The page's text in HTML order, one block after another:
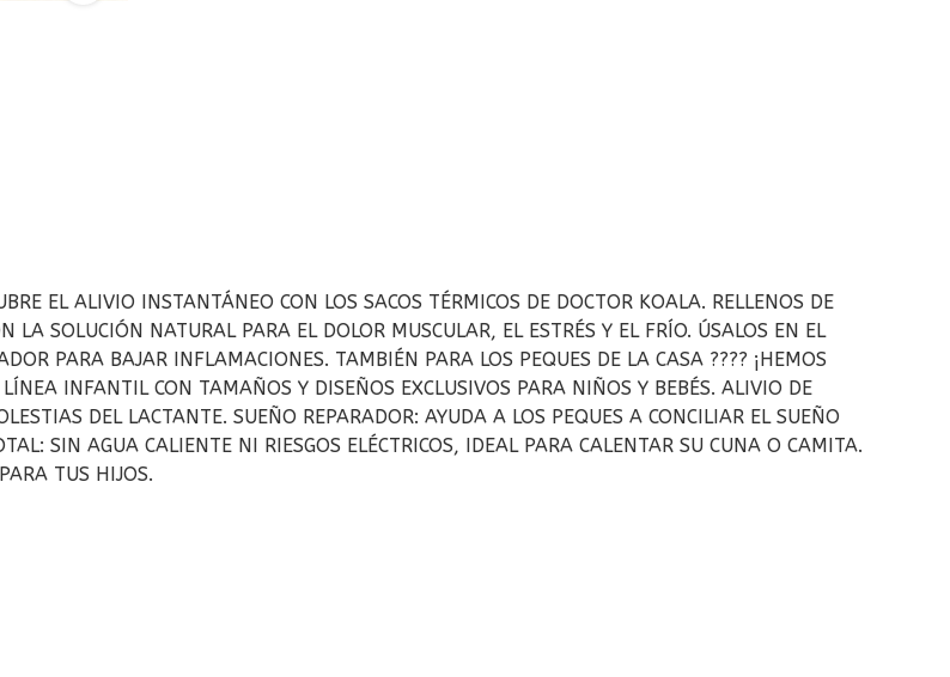
EL ALIVIO INSTANTÁNEO CON LOS SACOS TÉRMICOS DE DOCTOR KOALA. RELLENOS DE
LA SOLUCIÓN NATURAL PARA EL DOLOR MUSCULAR, EL ESTRÉS Y EL FRÍO. ÚSALOS EN EL
PARA BAJAR INFLAMACIONES. TAMBIÉN PARA LOS PEQUES DE LA CASA ???? ¡HEMOS
INFANTIL CON TAMAÑOS Y DISEÑOS EXCLUSIVOS PARA NIÑOS Y BEBÉS. ALIVIO DE
DEL LACTANTE. SUEÑO REPARADOR: AYUDA A LOS PEQUES A CONCILIAR EL SUEÑO
SIN AGUA CALIENTE NI RIESGOS ELÉCTRICOS, IDEAL PARA CALENTAR SU CUNA O CAMITA.
TUS HIJOS.